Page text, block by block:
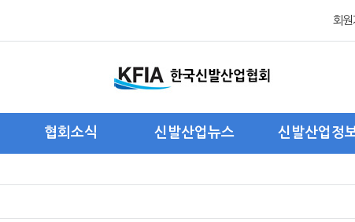
회원
협회소식 신발산업뉴스 신발산업정